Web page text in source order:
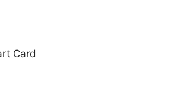
Card